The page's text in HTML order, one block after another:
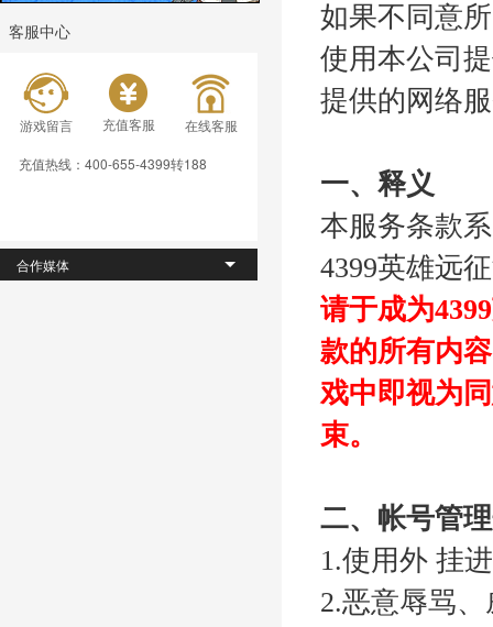
客服中心
游戏留言 充值客服 在线客服
充值热线：400-655-4399转188
合作媒体
如果不同意
使用本公司
提供的网络
一、释义
本服务条款
4399英雄远
请于成为
款的所有内
戏中即视为
束。
二、帐号管
1.使用外 挂
2.恶意辱骂